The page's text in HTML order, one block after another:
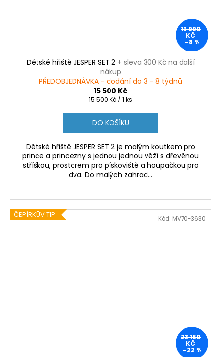
16 990
KČ
–8 %
Dětské hřiště JESPER SET 2 + sleva 300 Kč na další
nákup
PŘEDOBJEDNÁVKA - dodání do 3 - 8 týdnů
15 500 Kč
Měrná
15 500 Kč / 1 ks
DO KOŠÍKU
Dětské hřiště JESPER SET 2 je malým koutkem pro
prince a princezny s jednou jednou věží s dřevěnou
stříškou, prostorem pro pískoviště a houpačkou pro
dva. Do malých zahrad...
ČEPÍRKŮV TIP
23 150
KČ
–22 %
Kód: MV70-3630